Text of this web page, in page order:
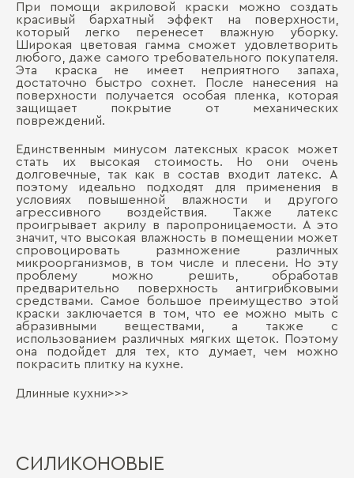
При помощи акриловой краски можно создать
красивый бархатный эффект на поверхности,
который легко перенесет влажную уборку.
Широкая цветовая гамма сможет удовлетворить
любого, даже самого требовательного покупателя.
Эта краска не имеет неприятного запаха,
достаточно быстро сохнет. После нанесения на
поверхности получается особая пленка, которая
защищает покрытие от механических
повреждений.
Единственным минусом латексных красок может
стать их высокая стоимость. Но они очень
долговечные, так как в состав входит латекс. А
поэтому идеально подходят для применения в
условиях повышенной влажности и другого
агрессивного воздействия. Также латекс
проигрывает акрилу в паропроницаемости. А это
значит, что высокая влажность в помещении может
спровоцировать размножение различных
микроорганизмов, в том числе и плесени. Но эту
проблему можно решить, обработав
предварительно поверхность антигрибковыми
средствами. Самое большое преимущество этой
краски заключается в том, что ее можно мыть с
абразивными веществами, а также с
использованием различных мягких щеток. Поэтому
она подойдет для тех, кто думает, чем можно
покрасить плитку на кухне.
Длинные кухни>>>
СИЛИКОНОВЫЕ